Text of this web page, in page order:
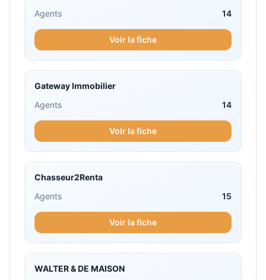
Agents 14
Voir la fiche
Gateway Immobilier
Agents
14
Voir la fiche
Chasseur2Renta
Agents
15
Voir la fiche
WALTER & DE MAISON